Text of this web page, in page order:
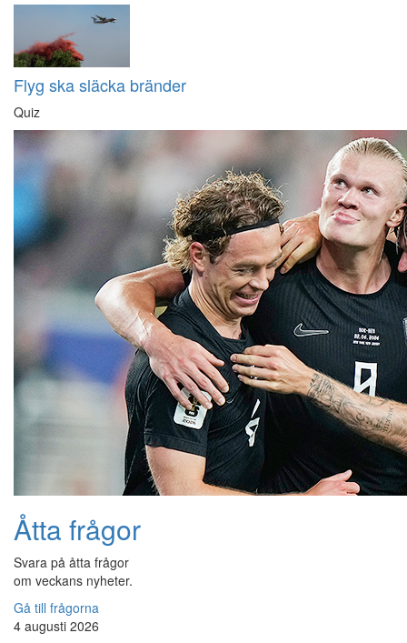
Flyg ska släcka bränder
Quiz
Åtta frågor
Svara på åtta frågor
om veckans nyheter.
Gå till frågorna
4 augusti 2026